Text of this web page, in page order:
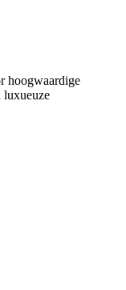
hoogwaardige
luxueuze